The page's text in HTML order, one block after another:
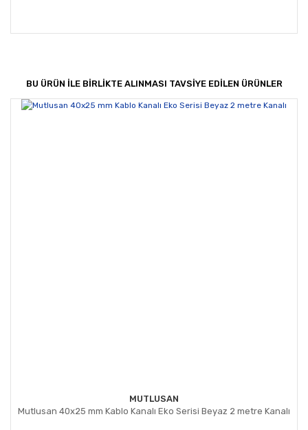
Yorum Yaz
Bu ürünün fiyat bilgisi, resim, ürün açıklamalarında ve
Ürün resmi kalitesiz, bozuk veya görüntülenemiyor.
BU ÜRÜN İLE BİRLİKTE ALINMASI TAVSİYE EDİLEN ÜRÜNLER
MUTLUSAN
Mutlusan 40x25 mm Kablo Kanalı Eko Serisi Beyaz 2 metre Kanalı